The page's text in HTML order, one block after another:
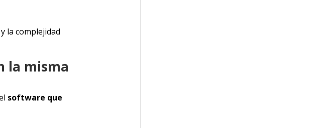
la complejidad
la misma
software que